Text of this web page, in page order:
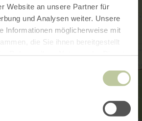
Website an unsere Partner für
und Analysen weiter. Unsere
Informationen möglicherweise mit
die Sie ihnen bereitgestellt